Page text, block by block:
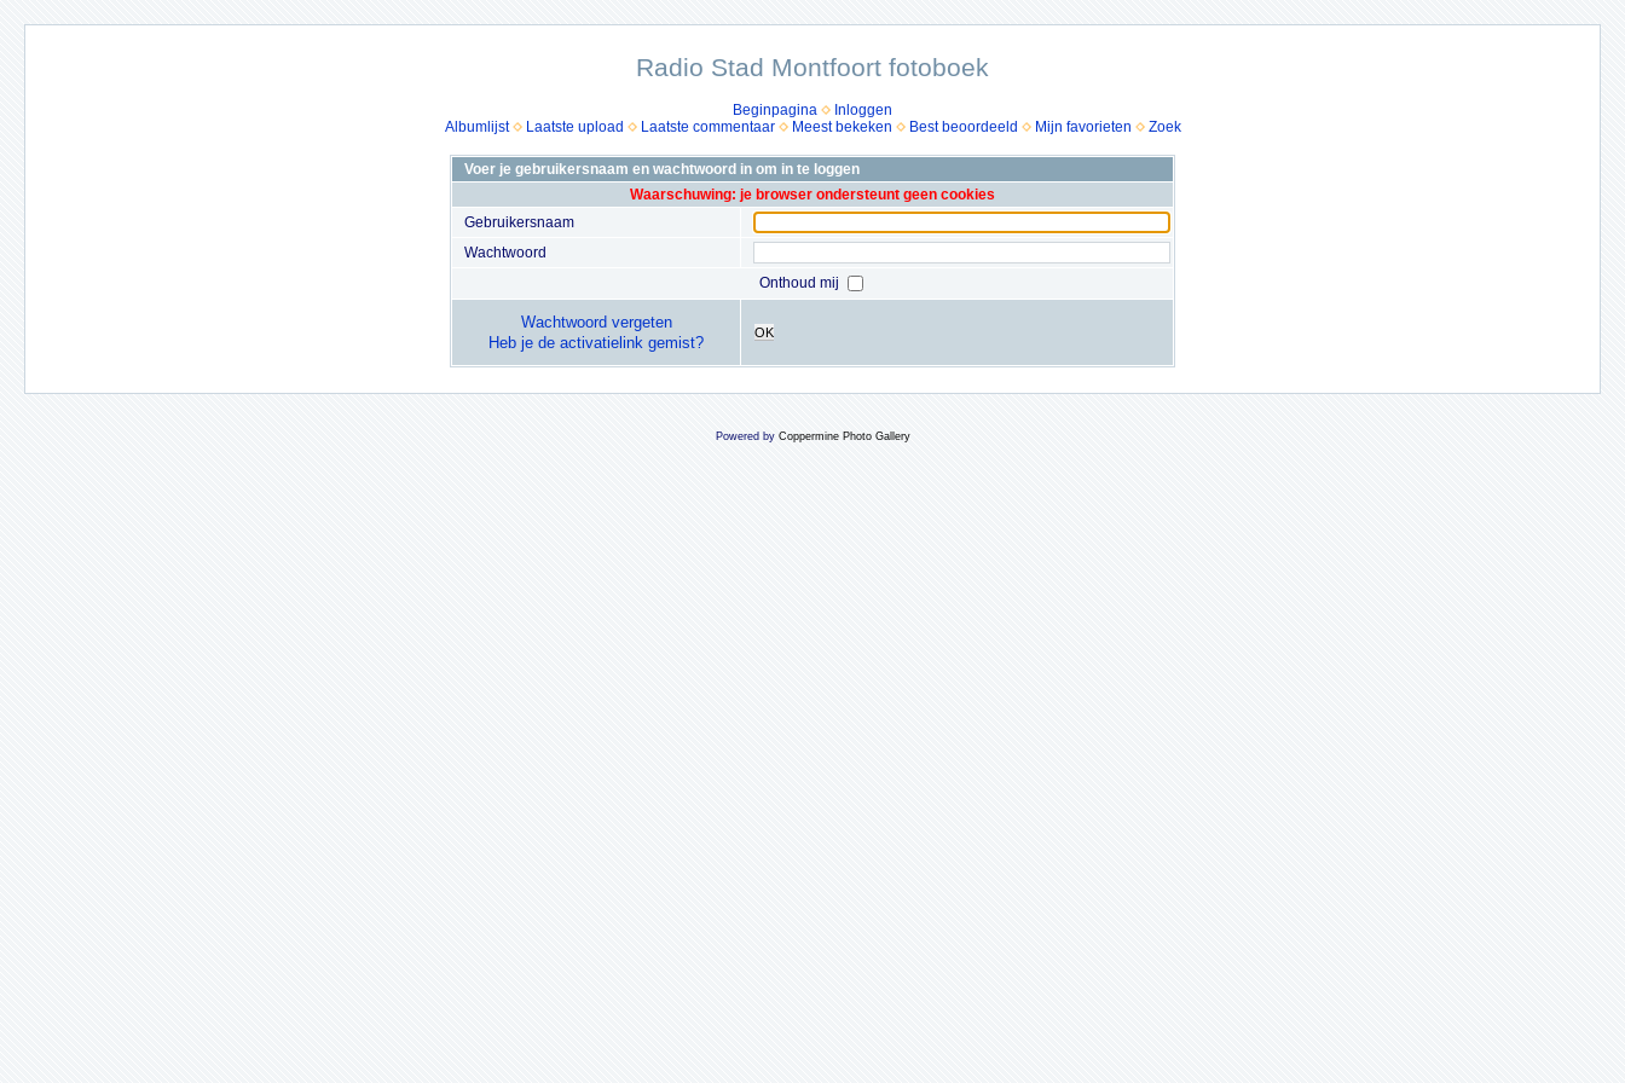
Radio Stad Montfoort fotoboek
Beginpagina
Inloggen
Albumlijst
Laatste upload Laatste commentaar Meest bekeken Best beoordeeld Mijn favorieten Zoek
Voer je gebruikersnaam en wachtwoord in om in te loggen
Waarschuwing: je browser ondersteunt geen cookies
Gebruikersnaam
Wachtwoord
Onthoud mij
Wachtwoord vergeten
Heb je de activatielink gemist?
OK
Powered by Coppermine Photo Gallery